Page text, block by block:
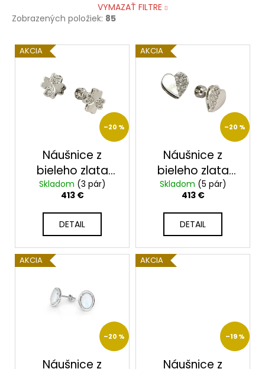
VYMAZAŤ FILTRE
Zobrazených položiek: 85
V
ý
v
AKCIA
–20 %
Náušnice z
bieleho zlata
23106/B
Skladom (3 pár)
413 €
DETAIL
AKCIA
–20 %
Náušnice z
bieleho zlata
23108/BX
Skladom (5 pár)
413 €
DETAIL
AKCIA
–20 %
Náušnice z
AKCIA
–19 %
Náušnice z